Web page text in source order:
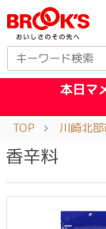
本日マ
TOP 川崎北
香辛料